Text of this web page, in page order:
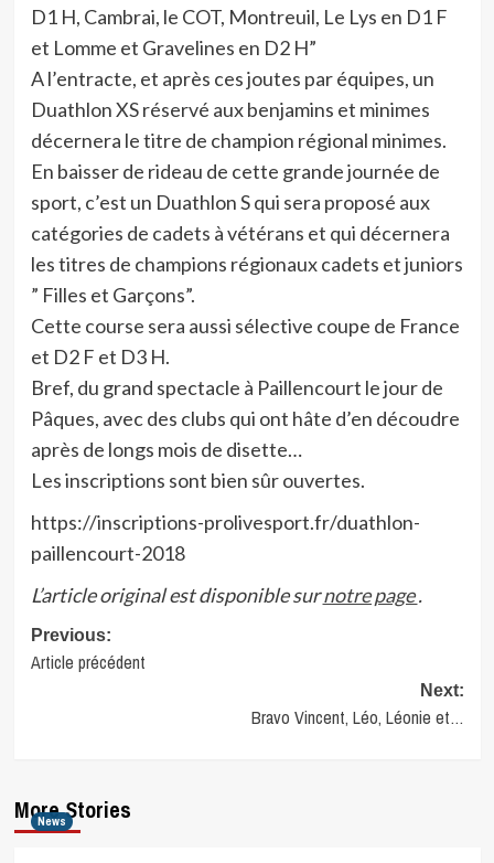
D1 H, Cambrai, le COT, Montreuil, Le Lys en D1 F
et Lomme et Gravelines en D2 H”
A l’entracte, et après ces joutes par équipes, un
Duathlon XS réservé aux benjamins et minimes
décernera le titre de champion régional minimes.
En baisser de rideau de cette grande journée de
sport, c’est un Duathlon S qui sera proposé aux
catégories de cadets à vétérans et qui décernera
les titres de champions régionaux cadets et juniors
” Filles et Garçons”.
Cette course sera aussi sélective coupe de France
et D2 F et D3 H.
Bref, du grand spectacle à Paillencourt le jour de
Pâques, avec des clubs qui ont hâte d’en découdre
après de longs mois de disette…
Les inscriptions sont bien sûr ouvertes.
https://inscriptions-prolivesport.fr/duathlon-
paillencourt-2018
L’article original est disponible surnotre page.
Post
navigation
Previous:
Article précédent
Next:
Bravo Vincent, Léo, Léonie et…
More Stories
News